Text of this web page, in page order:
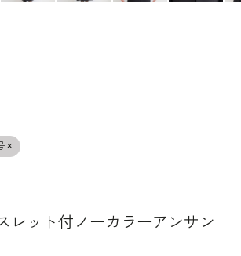
×
レット付ノーカラーアンサン